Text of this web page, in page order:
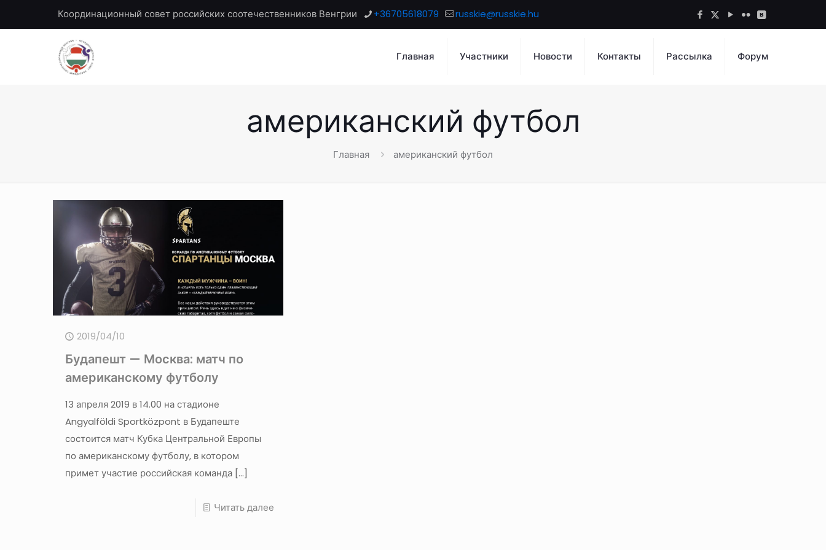
Координационный совет российских соотечественников Венгрии +36705618079 russkie@russkie.hu
Главная Участники Новости Контакты Рассылка Форум
американский футбол
Главная американский футбол
2019/04/10
Будапешт — Москва: матч по
американскому футболу
13 апреля 2019 в 14.00 на стадионе
Angyalföldi Sportközpont в Будапеште
состоится матч Кубка Центральной Европы
по американскому футболу, в котором
примет участие российская команда[…]
Читать далее